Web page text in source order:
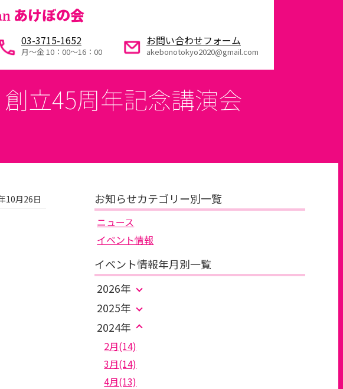
あけぼの会
03-3715-1652
月～金 10：00〜16：00
お問い合わせフォーム
akebonotokyo2020@gmail.com
立45周年記念講演会
10月26日 お知らせカテゴリー別一覧
ニュース
イベント情報
イベント情報年月別一覧
2026年
2025年
2024年
2月(14)
3月(14)
4月(13)